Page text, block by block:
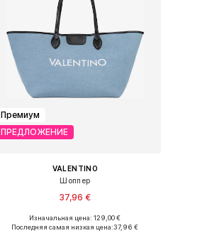
Премиум
ПРЕДЛОЖЕНИЕ
VALENTINO
Шоппер
37,96 €
Доступные размеры: One Size
Изначальная цена: 129,00 €
Последняя самая низкая цена:37,96 €